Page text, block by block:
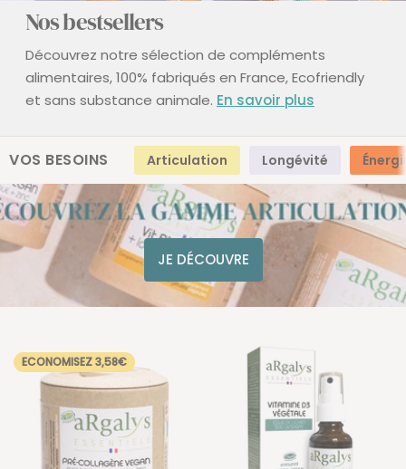
Nos bestsellers
Découvrez notre sélection de compléments
alimentaires, 100% fabriqués en France, Ecofriendly
et sans substance animale. En savoir plus
VOS BESOINS Articulation Longévité
JE DÉCOUVRE
ECONOMISEZ 3,58€